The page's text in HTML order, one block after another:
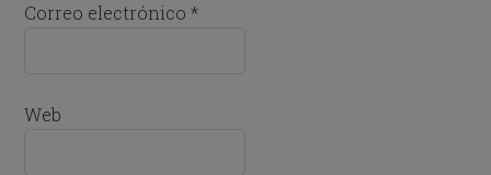
Correo electrónico*
Web